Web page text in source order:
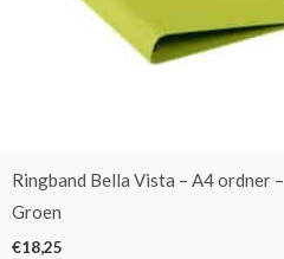
Ringband Bella Vista – A4 ordner –
Groen
€18,25